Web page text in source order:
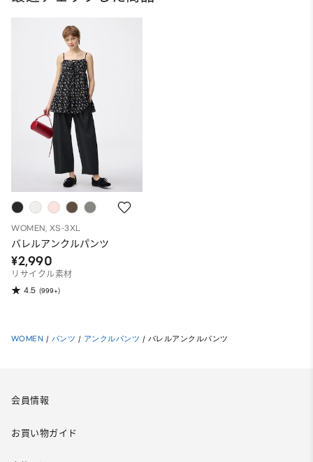
WOMEN, XS-3XL
バレルアンクルパンツ
¥2,990
リサイクル素材
4.5 (999+)
WOMEN / パンツ / アンクルパンツ / バレルアンクルパンツ
会員情報
お買い物ガイド